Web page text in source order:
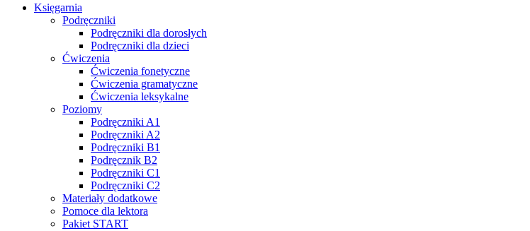
Księgarnia
Podręczniki
Podręczniki dla dorosłych
Podręczniki dla dzieci
Ćwiczenia
Ćwiczenia fonetyczne
Ćwiczenia gramatyczne
Ćwiczenia leksykalne
Poziomy
Podręczniki A1
Podręczniki A2
Podręczniki B1
Podręcznik B2
Podręczniki C1
Podręczniki C2
Materiały dodatkowe
Pomoce dla lektora
Pakiet START